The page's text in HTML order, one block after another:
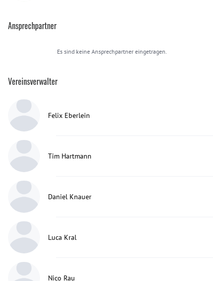
Ansprechpartner
Es sind keine Ansprechpartner eingetragen.
Vereinsverwalter
Felix Eberlein
Tim Hartmann
Daniel Knauer
Luca Kral
Nico Rau